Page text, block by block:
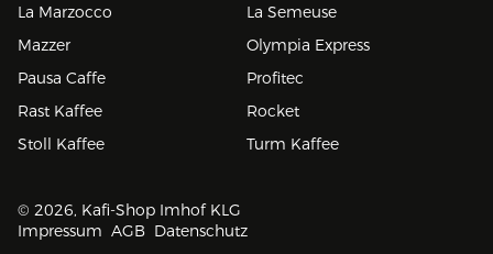
La Marzocco
La Semeuse
Mazzer
Olympia Express
Pausa Caffe
Profitec
Rast Kaffee
Rocket
Stoll Kaffee
Turm Kaffee
© 2026, Kafi-Shop Imhof KLG
Impressum AGB Datenschutz